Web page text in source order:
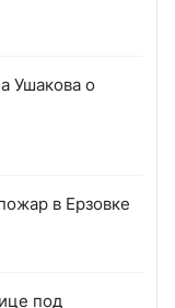
Ушакова о
в Ерзовке
под